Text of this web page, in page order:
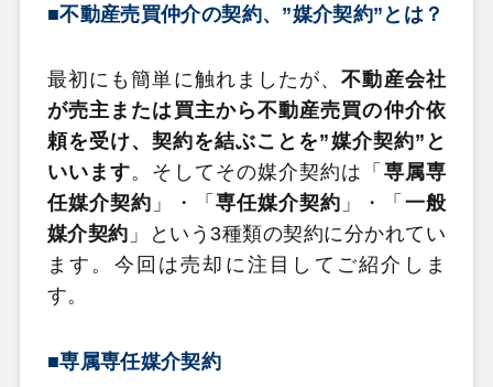
■不動産売買仲介の契約、”媒介契約”とは？
最初にも簡単に触れましたが、不動産会社
が売主または買主から不動産売買の仲介依
頼を受け、契約を結ぶことを”媒介契約”と
いいます。そしてその媒介契約は「 専属専
任媒介契約 」・「 専任媒介契約 」・「 一般
媒介契約 」という3種類の契約に分かれてい
ます。今回は売却に注目してご紹介しま
す。
■専属専任媒介契約